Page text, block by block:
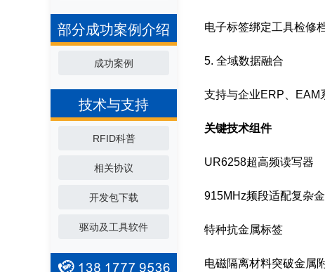
部分成功案例介绍
成功案例
技术与支持
RFID科普
相关协议
开发包下载
驱动及工具软件
电子标签绑定工具检修
5. 全域数据融合
支持与企业ERP、EAM
关键技术组件
UR6258超高频读写器
915MHz频段适配复杂
特种抗金属标签
电磁隔离材料突破金属